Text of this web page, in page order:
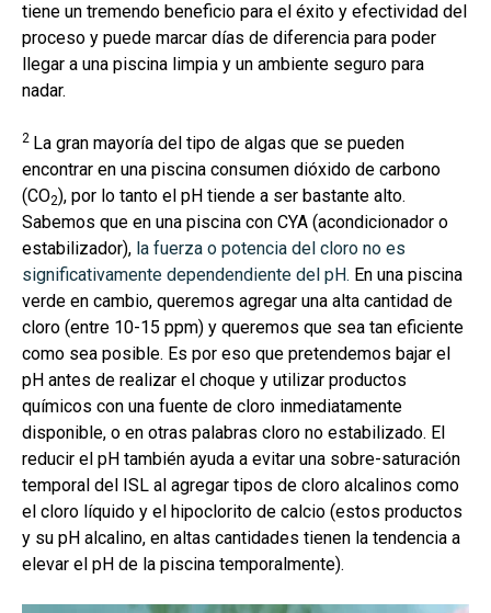
tiene un tremendo beneficio para el éxito y efectividad del
proceso y puede marcar días de diferencia para poder
llegar a una piscina limpia y un ambiente seguro para
nadar.
2 La gran mayoría del tipo de algas que se pueden
encontrar en una piscina consumen dióxido de carbono
(CO2), por lo tanto el pH tiende a ser bastante alto.
Sabemos que en una piscina con CYA (acondicionador o
estabilizador), la fuerza o potencia del cloro no es
significativamente dependendiente del pH. En una piscina
verde en cambio, queremos agregar una alta cantidad de
cloro (entre 10-15 ppm) y queremos que sea tan eficiente
como sea posible. Es por eso que pretendemos bajar el
pH antes de realizar el choque y utilizar productos
químicos con una fuente de cloro inmediatamente
disponible, o en otras palabras cloro no estabilizado. El
reducir el pH también ayuda a evitar una sobre-saturación
temporal del ISL al agregar tipos de cloro alcalinos como
el cloro líquido y el hipoclorito de calcio (estos productos
y su pH alcalino, en altas cantidades tienen la tendencia a
elevar el pH de la piscina temporalmente).